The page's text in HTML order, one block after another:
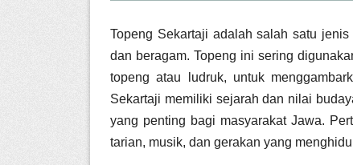
Topeng Sekartaji adalah salah satu
dan beragam. Topeng ini sering
topeng atau ludruk, untuk
Sekartaji memiliki sejarah dan nilai
yang penting bagi masyarakat Jawa.
tarian, musik, dan gerakan yang